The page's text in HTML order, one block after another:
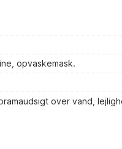
opvaskemask.
over vand,